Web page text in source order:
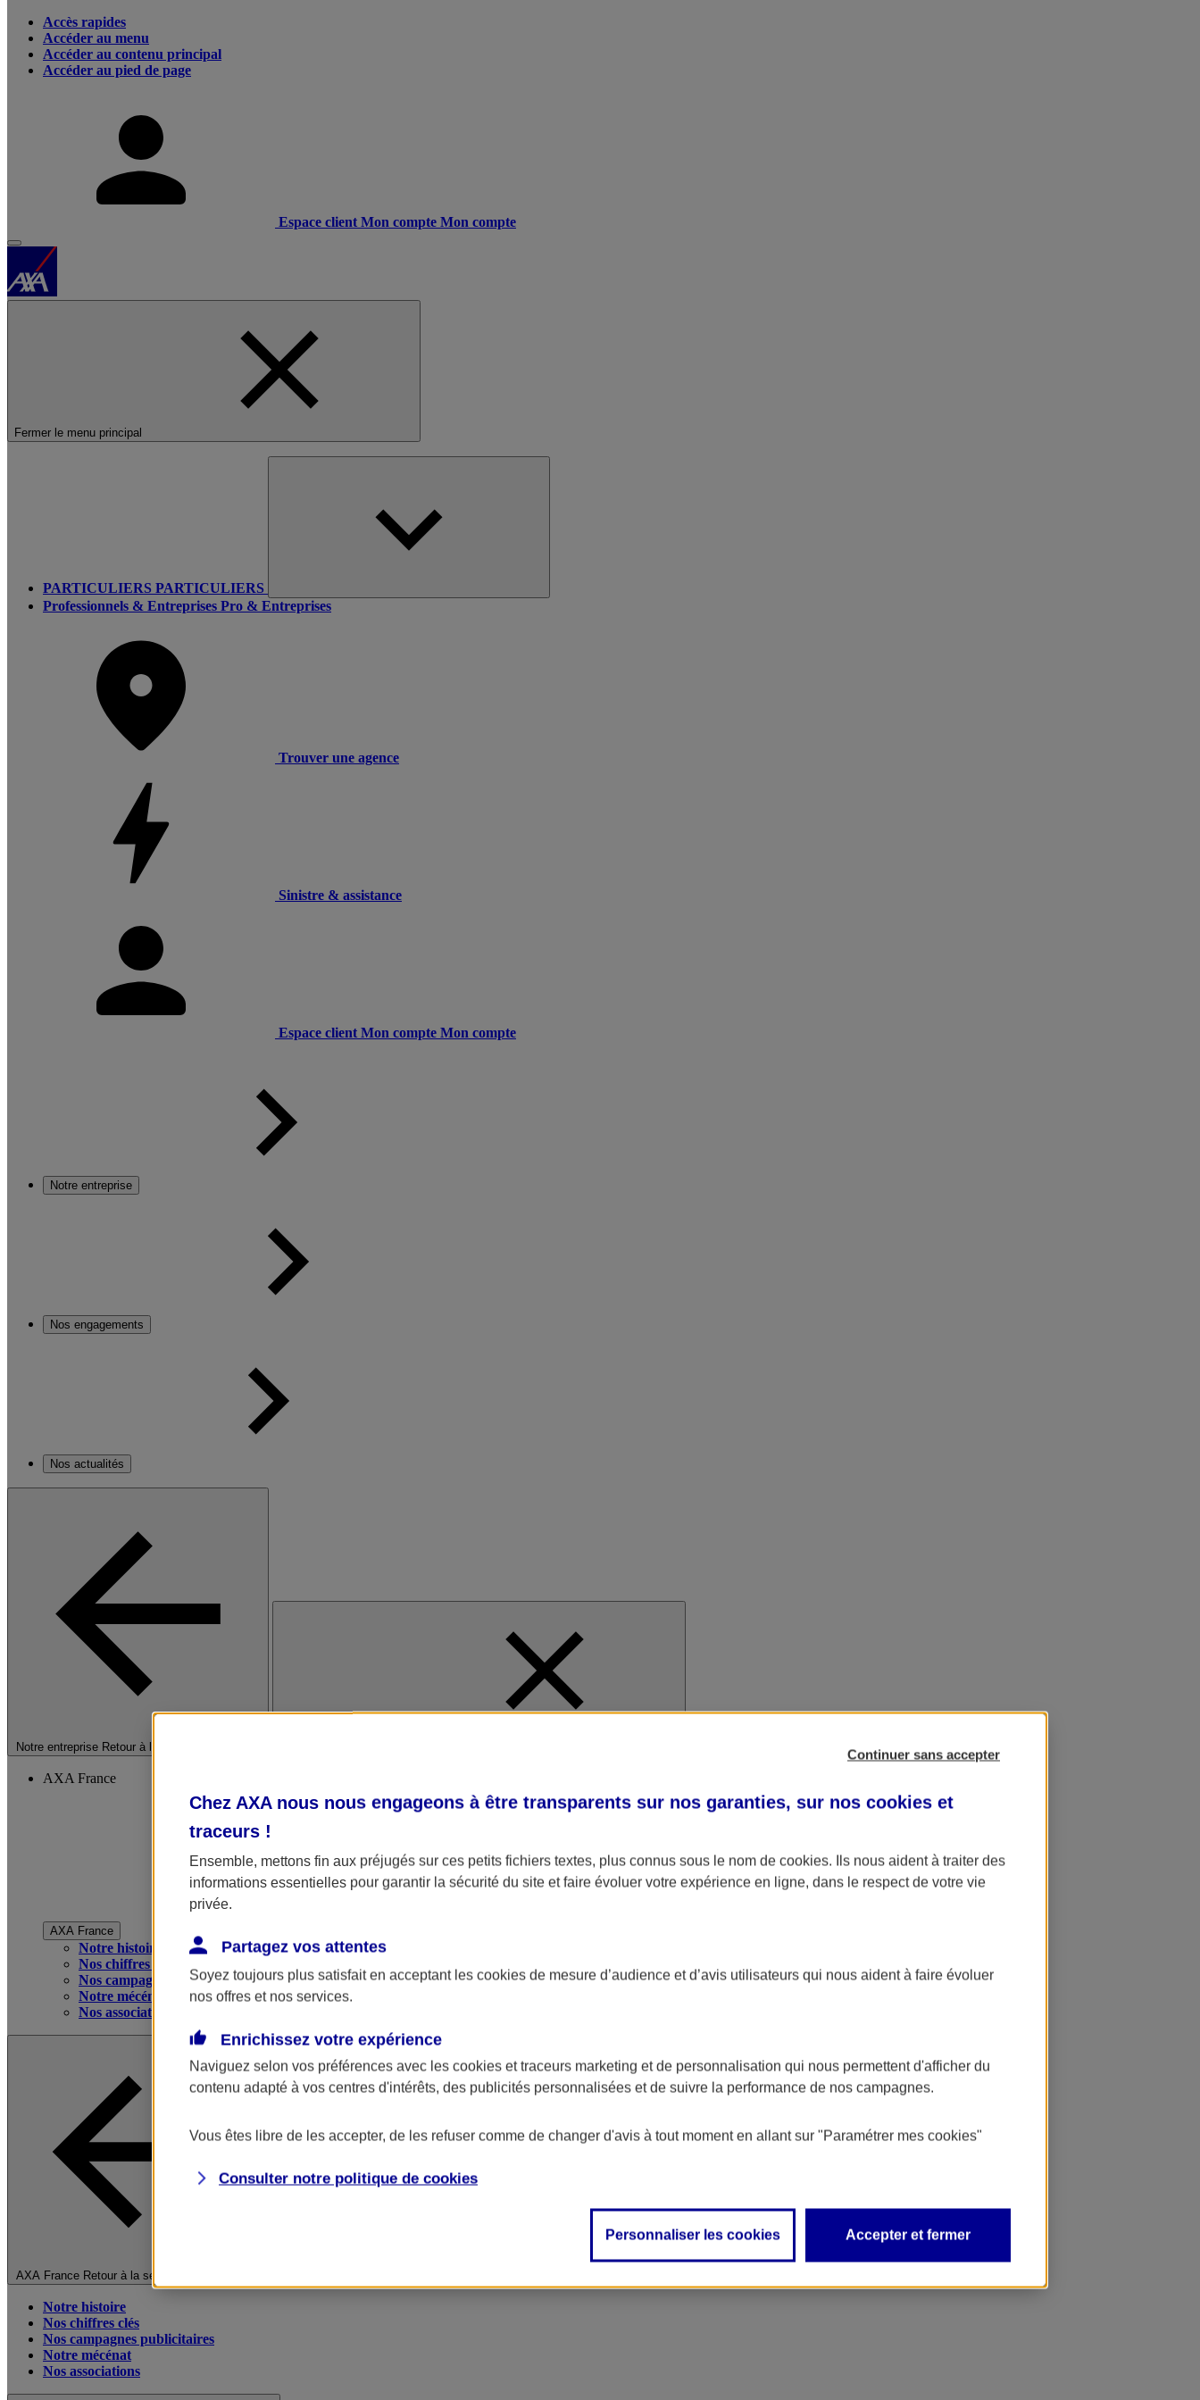
Accès rapides
Accéder au menu
Accéder au contenu principal
Accéder au pied de page
Espace client Mon compte Mon compte
Fermer le menu principal
PARTICULIERS PARTICULIERS
Professionnels & Entreprises Pro & Entreprises
Trouver une agence
Sinistre & assistance
Espace client Mon compte Mon compte
Notre entreprise
Nos engagements
Nos actualités
Notre entreprise Retour à la section précédente
AXA France
AXA France
Notre histoire
Nos chiffres clés
Nos campagnes publicitaires
Notre mécénat
Nos associations
AXA France Retour à la section précédente
Notre histoire
Nos chiffres clés
Nos campagnes publicitaires
Notre mécénat
Nos associations
Continuer sans accepter
Chez AXA nous nous engageons à être transparents sur nos garanties, sur nos cookies et
traceurs !
Ensemble, mettons fin aux préjugés sur ces petits fichiers textes, plus connus sous le nom de cookies. Ils nous aident à traiter des
informations essentielles pour garantir la sécurité du site et faire évoluer votre expérience en ligne, dans le respect de votre vie
privée.
Partagez vos attentes
Soyez toujours plus satisfait en acceptant les cookies de mesure d’audience et d’avis utilisateurs qui nous aident à faire évoluer
nos offres et nos services.
Enrichissez votre expérience
Naviguez selon vos préférences avec les cookies et traceurs marketing et de personnalisation qui nous permettent d'afficher du
contenu adapté à vos centres d'intérêts, des publicités personnalisées et de suivre la performance de nos campagnes.
Vous êtes libre de les accepter, de les refuser comme de changer d'avis à tout moment en allant sur "Paramétrer mes cookies"
Consulter notre politique de cookies
Personnaliser les cookies Accepter et fermer